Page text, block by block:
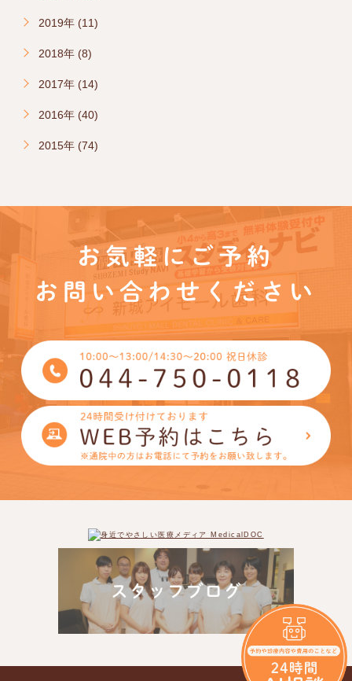
2019年 (11)
2018年 (8)
2017年 (14)
2016年 (40)
2015年 (74)
お気軽にご予約
お問い合わせください